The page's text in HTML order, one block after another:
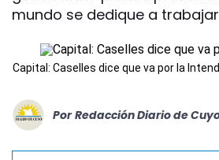
mundo se dedique a
Capital: Caselles dice que va por la
Por Redacción Diario de